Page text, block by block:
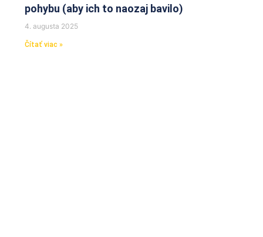
pohybu (aby ich to naozaj bavilo)
4. augusta 2025
Čítať viac »